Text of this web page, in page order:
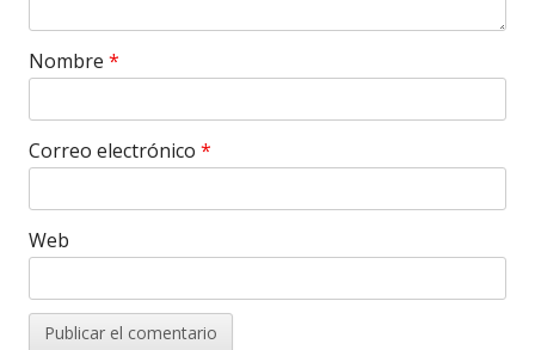
Nombre *
Correo electrónico *
Web